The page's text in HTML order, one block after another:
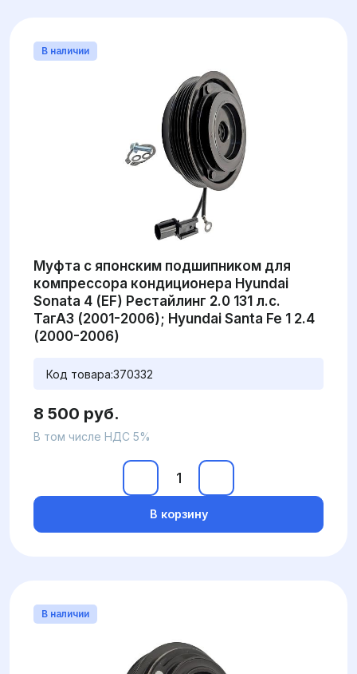
В наличии
Муфта с японским подшипником для
компрессора кондиционера Hyundai
Sonata 4 (EF) Рестайлинг 2.0 131 л.с.
ТагАЗ (2001-2006); Hyundai Santa Fe 1 2.4
(2000-2006)
Код товара:370332
8 500 руб.
В том числе НДС 5%
В корзину
В наличии